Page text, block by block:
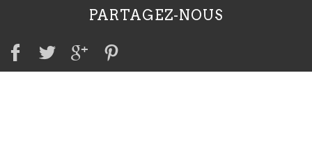
PARTAGEZ-NOUS